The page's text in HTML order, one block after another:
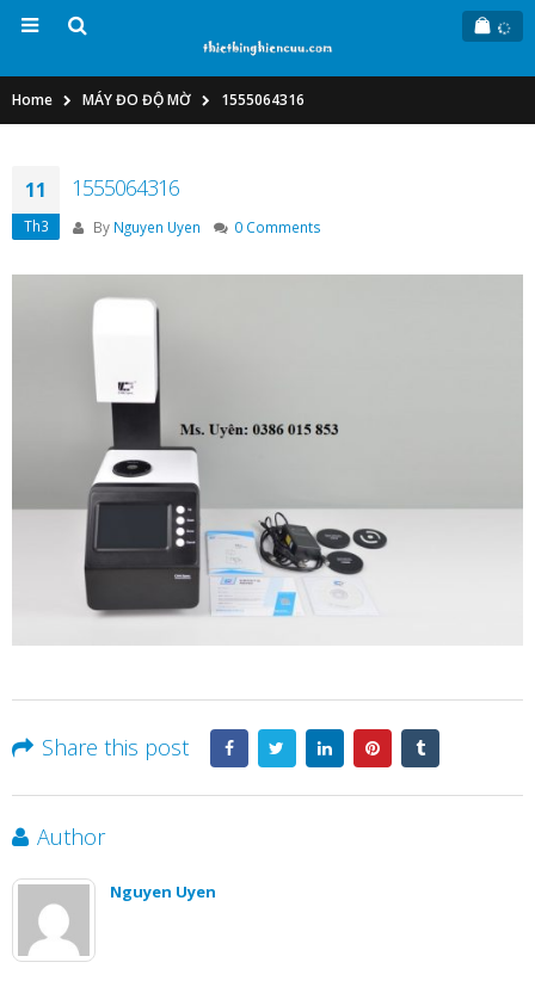
Home MÁY ĐO ĐỘ MỜ 1555064316
11
Th3
1555064316
By Nguyen Uyen 0 Comments
Share this post
Author
Nguyen Uyen